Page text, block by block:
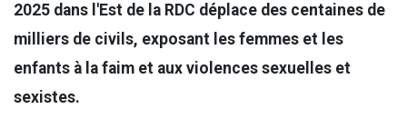
2025 dans l'Est de la RDC déplace des centaines de
milliers de civils, exposant les femmes et les
enfants à la faim et aux violences sexuelles et
sexistes.